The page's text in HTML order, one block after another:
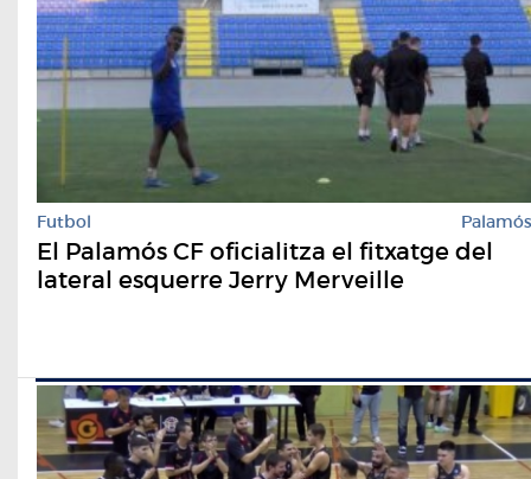
Futbol Palamós
El Palamós CF oficialitza el fitxatge del
lateral esquerre Jerry Merveille